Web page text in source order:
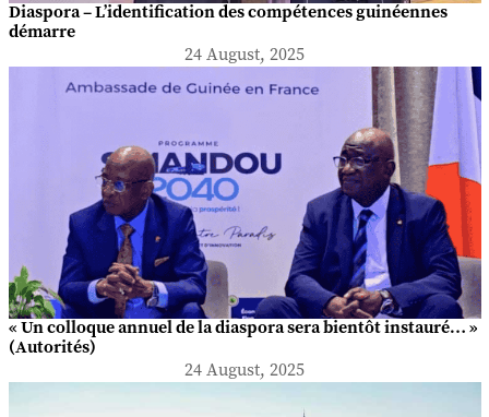
Diaspora – L’identification des compétences guinéennes
démarre
24 August, 2025
« Un colloque annuel de la diaspora sera bientôt instauré… »
(Autorités)
24 August, 2025